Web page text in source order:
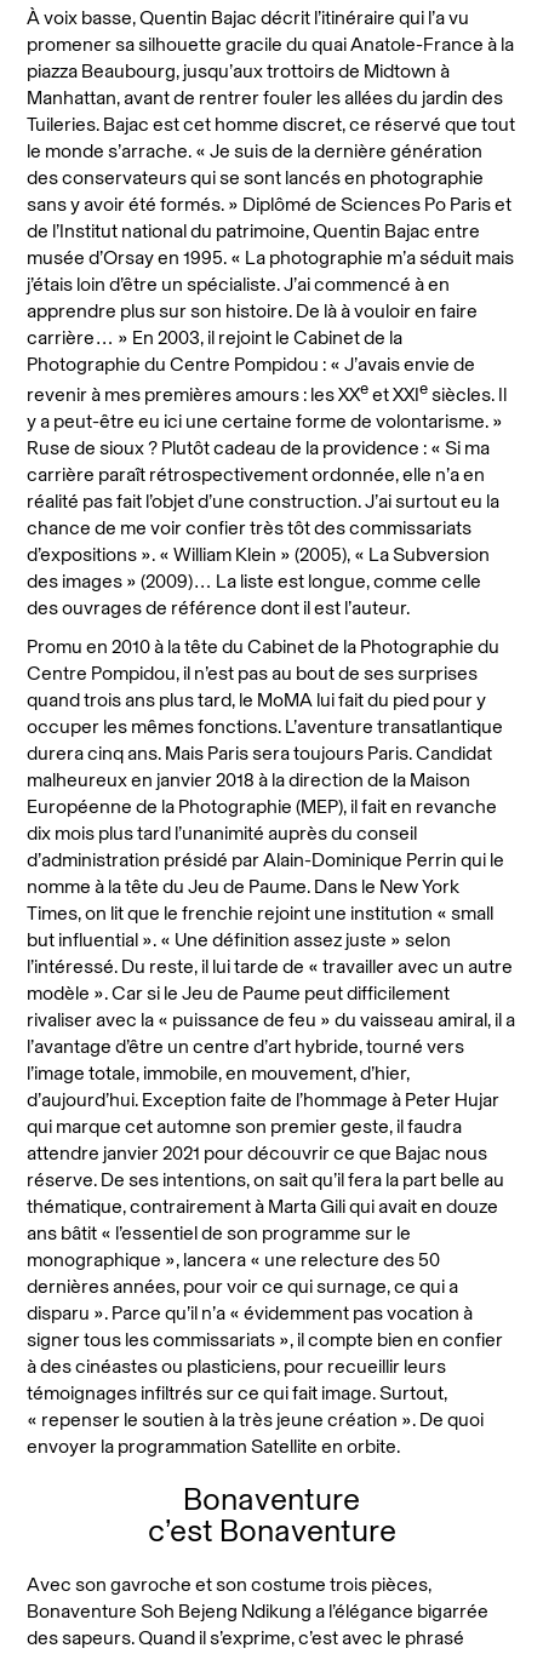
À voix basse, Quentin Bajac décrit l’itinéraire qui l’a vu
promener sa silhouette gracile du quai Anatole-France à la
piazza Beaubourg, jusqu’aux trottoirs de Midtown à
Manhattan, avant de rentrer fouler les allées du jardin des
Tuileries. Bajac est cet homme discret, ce réservé que tout
le monde s’arrache. « Je suis de la dernière génération
des conservateurs qui se sont lancés en photographie
sans y avoir été formés. » Diplômé de Sciences Po Paris et
de l’Institut national du patrimoine, Quentin Bajac entre
musée d’Orsay en 1995. « La photographie m’a séduit mais
j’étais loin d’être un spécialiste. J’ai commencé à en
apprendre plus sur son histoire. De là à vouloir en faire
carrière… » En 2003, il rejoint le Cabinet de la
Photographie du Centre Pompidou : « J’avais envie de
revenir à mes premières amours : les XXeet XXIesiècles. Il
y a peut-être eu ici une certaine forme de volontarisme. »
Ruse de sioux ? Plutôt cadeau de la providence : « Si ma
carrière paraît rétrospectivement ordonnée, elle n’a en
réalité pas fait l’objet d’une construction. J’ai surtout eu la
chance de me voir confier très tôt des commissariats
d’expositions ». « William Klein » (2005), « La Subversion
des images » (2009)… La liste est longue, comme celle
des ouvrages de référence dont il est l’auteur.
Promu en 2010 à la tête du Cabinet de la Photographie du
Centre Pompidou, il n’est pas au bout de ses surprises
quand trois ans plus tard, le MoMA lui fait du pied pour y
occuper les mêmes fonctions. L’aventure transatlantique
durera cinq ans. Mais Paris sera toujours Paris. Candidat
malheureux en janvier 2018 à la direction de la Maison
Européenne de la Photographie (MEP), il fait en revanche
dix mois plus tard l’unanimité auprès du conseil
d’administration présidé par Alain-Dominique Perrin qui le
nomme à la tête du Jeu de Paume. Dans le New York
Times, on lit que le frenchie rejoint une institution « small
but influential ». « Une définition assez juste » selon
l’intéressé. Du reste, il lui tarde de « travailler avec un autre
modèle ». Car si le Jeu de Paume peut difficilement
rivaliser avec la « puissance de feu » du vaisseau amiral, il a
l’avantage d’être un centre d’art hybride, tourné vers
l’image totale, immobile, en mouvement, d’hier,
d’aujourd’hui. Exception faite de l’hommage à Peter Hujar
qui marque cet automne son premier geste, il faudra
attendre janvier 2021 pour découvrir ce que Bajac nous
réserve. De ses intentions, on sait qu’il fera la part belle au
thématique, contrairement à Marta Gili qui avait en douze
ans bâtit « l’essentiel de son programme sur le
monographique », lancera « une relecture des 50
dernières années, pour voir ce qui surnage, ce qui a
disparu ». Parce qu’il n’a « évidemment pas vocation à
signer tous les commissariats », il compte bien en confier
à des cinéastes ou plasticiens, pour recueillir leurs
témoignages infiltrés sur ce qui fait image. Surtout,
« repenser le soutien à la très jeune création ». De quoi
envoyer la programmation Satellite en orbite.
Bonaventure
c’est Bonaventure
Avec son gavroche et son costume trois pièces,
Bonaventure Soh Bejeng Ndikung a l’élégance bigarrée
des sapeurs. Quand il s’exprime, c’est avec le phrasé